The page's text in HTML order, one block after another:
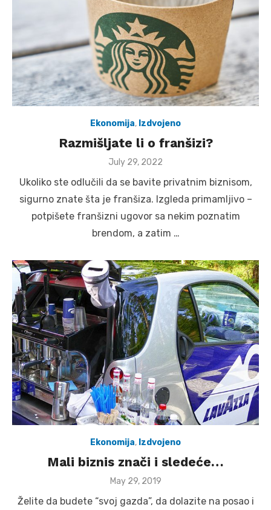
Ekonomija, Izdvojeno
Razmišljate li o franšizi?
Posted
July 29, 2022
Ukoliko ste odlučili da se bavite privatnim biznisom,
sigurno znate šta je franšiza. Izgleda primamljivo –
potpišete franšizni ugovor sa nekim poznatim
brendom, a zatim …
Ekonomija, Izdvojeno
Mali biznis znači i sledeće…
Posted
May 29, 2019
Želite da budete “svoj gazda”, da dolazite na posao i